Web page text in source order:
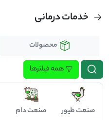
خدمات درمانی
محصولات
همه فیلترها
صنعت طیور صنعت دام